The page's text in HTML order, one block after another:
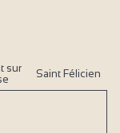
sur
Saint Félicien